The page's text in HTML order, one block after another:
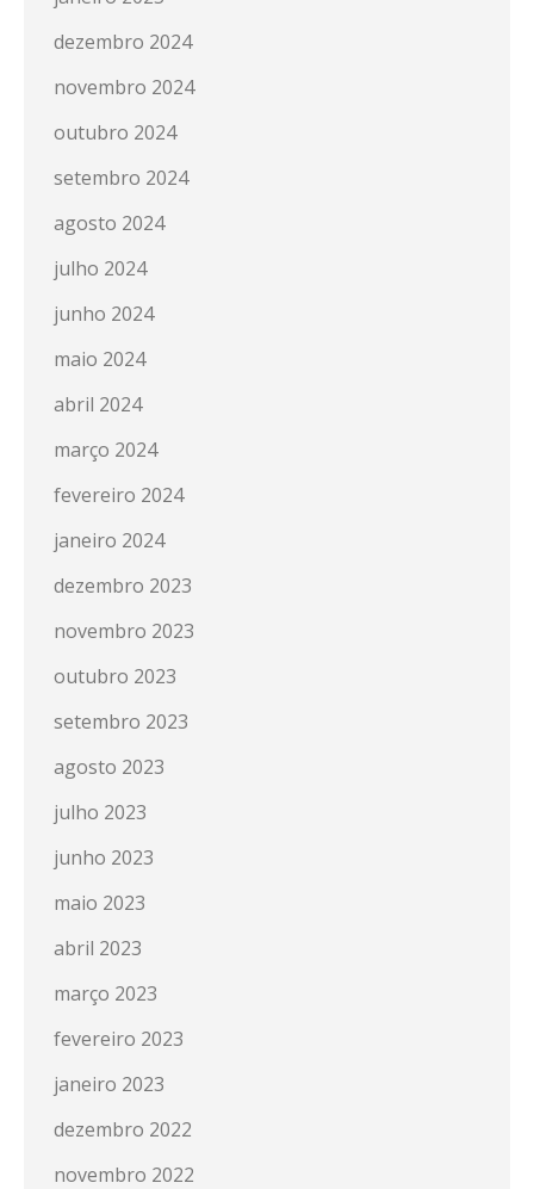
dezembro 2024
novembro 2024
outubro 2024
setembro 2024
agosto 2024
julho 2024
junho 2024
maio 2024
abril 2024
março 2024
fevereiro 2024
janeiro 2024
dezembro 2023
novembro 2023
outubro 2023
setembro 2023
agosto 2023
julho 2023
junho 2023
maio 2023
abril 2023
março 2023
fevereiro 2023
janeiro 2023
dezembro 2022
novembro 2022